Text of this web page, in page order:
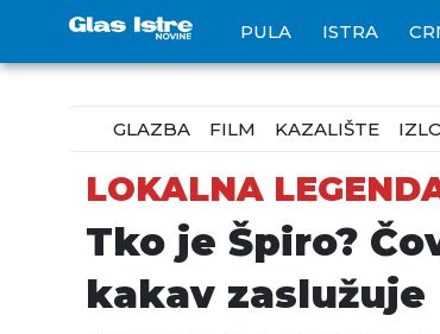
PULA ISTRA
GLAZBA FILM KAZALIŠTE
LOKALNA
Tko je Špiro?
kakav zaslužuje